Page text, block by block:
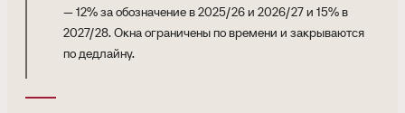
— 12% за обозначение в 2025/26 и 2026/27 и 15% в
2027/28. Окна ограничены по времени и закрываются
по дедлайну.